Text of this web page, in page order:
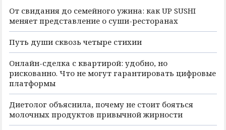
От свидания до семейного ужина: как UP SUSHI
меняет представление о суши-ресторанах
Путь души сквозь четыре стихии
Онлайн-сделка с квартирой: удобно, но
рискованно. Что не могут гарантировать цифровые
платформы
Диетолог объяснила, почему не стоит бояться
молочных продуктов привычной жирности